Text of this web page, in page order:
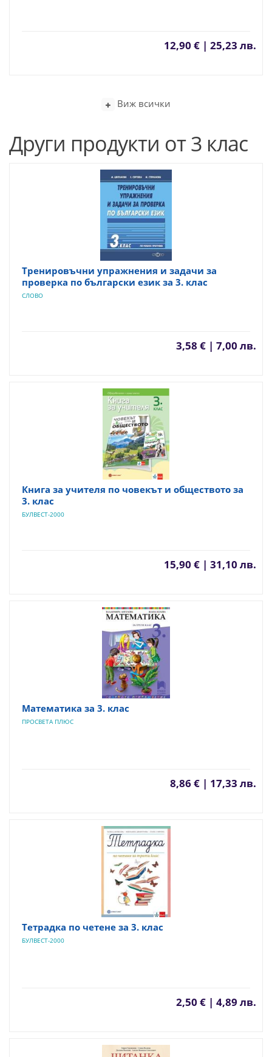
12,90 € | 25,23 лв.
Виж всички
Други продукти от 3 клас
Тренировъчни упражнения и задачи за
проверка по български език за 3. клас
СЛОВО
3,58 € | 7,00 лв.
Книга за учителя по човекът и обществото за
3. клас
БУЛВЕСТ-2000
15,90 € | 31,10 лв.
Математика за 3. клас
ПРОСВЕТА ПЛЮС
8,86 € | 17,33 лв.
Тетрадка по четене за 3. клас
БУЛВЕСТ-2000
2,50 € | 4,89 лв.